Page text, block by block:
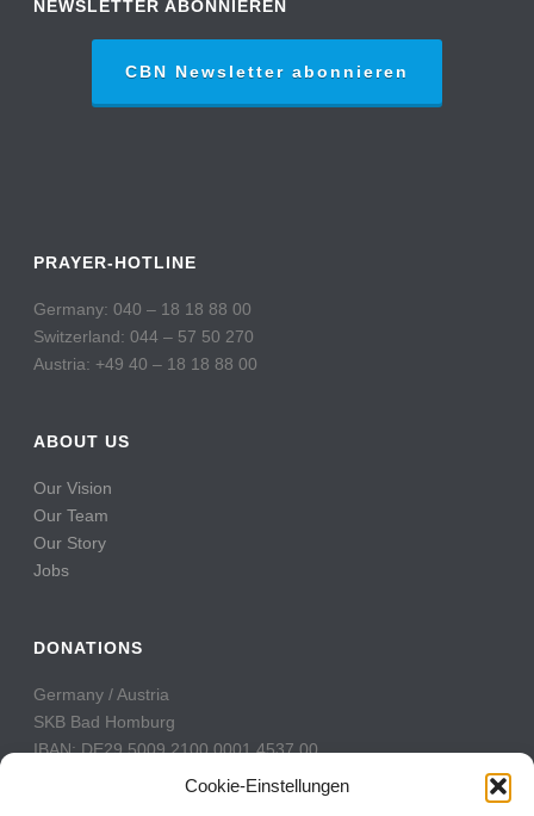
Cookie-Einstellungen
NEWSLETTER ABONNIEREN
CBN Newsletter abonnieren
PRAYER-HOTLINE
Germany: 040 – 18 18 88 00
Switzerland: 044 – 57 50 270
Austria: +49 40 – 18 18 88 00
ABOUT US
Our Vision
Our Team
Our Story
Jobs
DONATIONS
Germany / Austria
SKB Bad Homburg
IBAN: DE29 5009 2100 0001 4537 00
BIC: GENODE51BH2